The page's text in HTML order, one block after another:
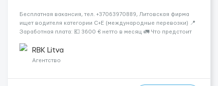
Бесплатная вакансия, тел. +37063970889, Литовская фирма
ищет водителя категории C+E (международные перевозки) 📍
Заработная плата: 💶 3600 € нетто в месяц 🚛 Что предстоит
рефрижераторах. В среднем 400–500 км в день. Погрузки и
разгрузки ...
RBK Litva
Агентство